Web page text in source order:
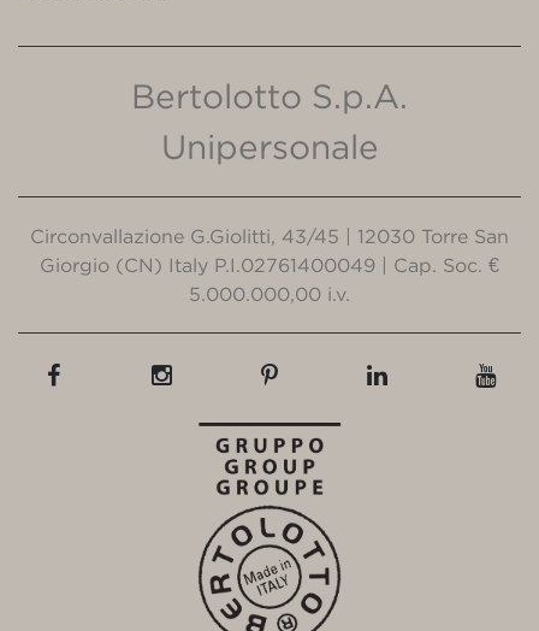
Bertolotto S.p.A.
Unipersonale
Circonvallazione G.Giolitti, 43/45 | 12030 Torre San
Giorgio (CN) Italy P.I.02761400049 | Cap. Soc. €
5.000.000,00 i.v.